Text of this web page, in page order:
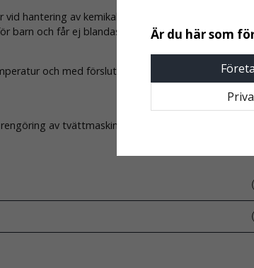
hantering av kemikalier. Läs etiketten före
barn och får ej blandas med andra produkter.
och med försluten förpackning för att bevara
av tvättmaskinens lucka med XIBU 2WIPE